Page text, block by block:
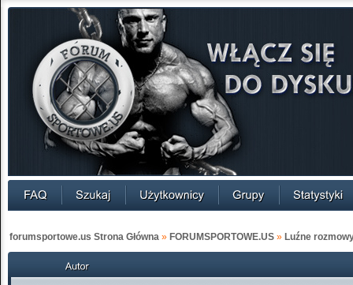
forumsportowe.us Strona Główna » FORUMSPORTOWE.US » Luźne